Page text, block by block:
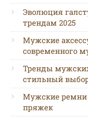
Эволюция
трендам 2025
Мужские
современного
Тренды
стильный
Мужские ремни
пряжек